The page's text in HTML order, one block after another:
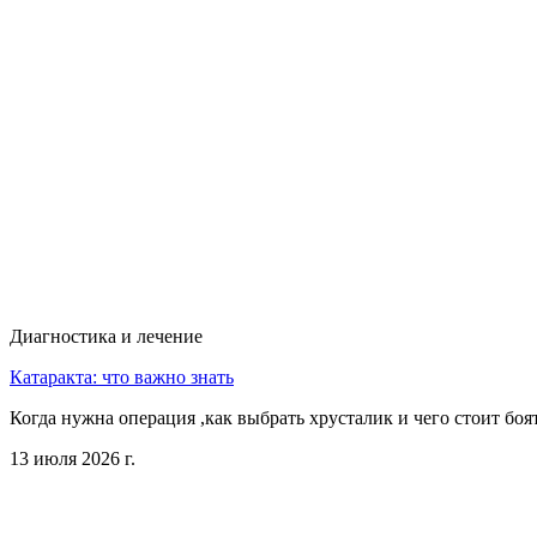
Диагностика и лечение
Катаракта: что важно знать
Когда нужна операция ,как выбрать хрусталик и чего стоит
13 июля 2026 г.